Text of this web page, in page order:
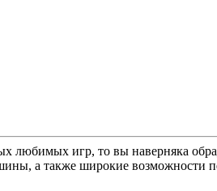
любимых игр, то вы наверняка
а также широкие возможности